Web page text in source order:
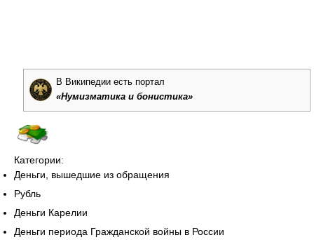
В Википедии есть портал
«Нумизматика и бонистика»
Категории:
Деньги, вышедшие из обращения
Рубль
Деньги Карелии
Деньги периода Гражданской войны в России